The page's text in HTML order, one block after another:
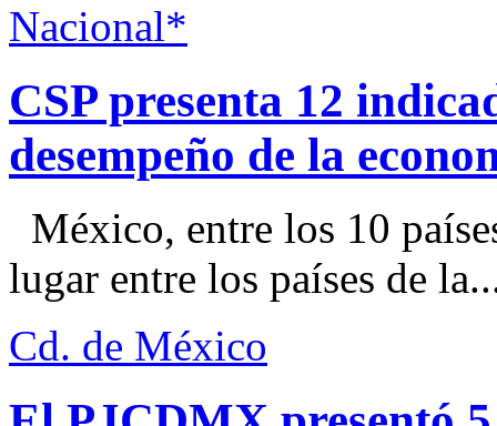
Nacional*
CSP presenta 12
desempeño de la
México, entre los 10
lugar entre los países de
Cd. de México